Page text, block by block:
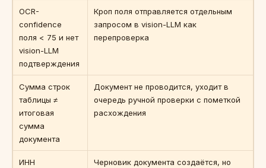
OCR-
confidence
поля < 75 и нет
vision-LLM
подтверждения
Кроп поля отправляется отдельным
запросом в vision-LLM как
перепроверка
Сумма строк
таблицы ≠
итоговая
сумма
документа
Документ не проводится, уходит в
очередь ручной проверки с пометкой
расхождения
ИНН
Черновик документа создаётся, но